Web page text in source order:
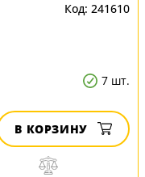
241610
7 шт.
В КОРЗИНУ